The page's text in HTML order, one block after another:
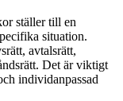
ställer till en
situation.
avtalsrätt,
Det är viktigt
individanpassad